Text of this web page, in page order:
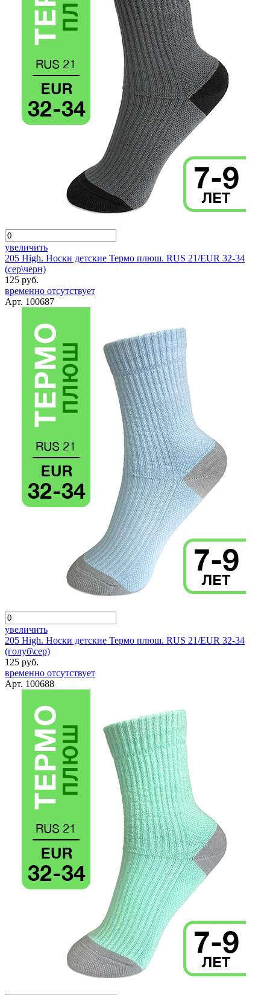
увеличить
205 High. Носки детские Термо плюш. RUS 21/EUR 32-34
(сер\черн)
125 руб.
временно отсутствует
Арт. 100687
увеличить
205 High. Носки детские Термо плюш. RUS 21/EUR 32-34
(голуб\сер)
125 руб.
временно отсутствует
Арт. 100688